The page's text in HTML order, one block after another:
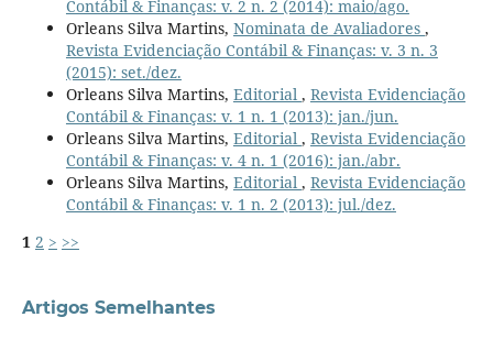
Contábil & Finanças: v. 2 n. 2 (2014): maio/ago.
Orleans Silva Martins, Nominata de Avaliadores ,
Revista Evidenciação Contábil & Finanças: v. 3 n. 3
(2015): set./dez.
Orleans Silva Martins, Editorial , Revista Evidenciação
Contábil & Finanças: v. 1 n. 1 (2013): jan./jun.
Orleans Silva Martins, Editorial , Revista Evidenciação
Contábil & Finanças: v. 4 n. 1 (2016): jan./abr.
Orleans Silva Martins, Editorial , Revista Evidenciação
Contábil & Finanças: v. 1 n. 2 (2013): jul./dez.
1 2 > >>
Artigos Semelhantes